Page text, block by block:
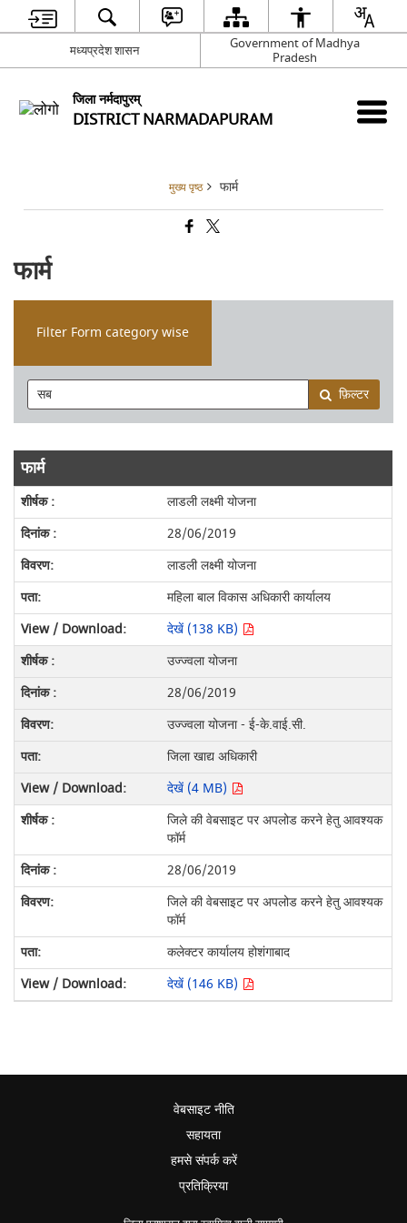
मध्यप्रदेश शासन
Government of Madhya
Pradesh
जिला नर्मदापुरम्
DISTRICT NARMADAPURAM
मुख्य पृष्ठ फार्म
फार्म
Filter Form category wise
फ़िल्टर
फार्म
लाडली लक्ष्मी योजना
28/06/2019
लाडली लक्ष्मी योजना
महिला बाल विकास अधिकारी कार्यालय
देखें (138 KB)
उज्ज्वला योजना
28/06/2019
उज्ज्वला योजना - ई-के.वाई.सी.
जिला खाद्य अधिकारी
देखें (4 MB)
जिले की वेबसाइट पर अपलोड करने हेतु आवश्यक
फॉर्म
28/06/2019
जिले की वेबसाइट पर अपलोड करने हेतु आवश्यक
फॉर्म
कलेक्टर कार्यालय होशंगाबाद
देखें (146 KB)
वेबसाइट नीति
सहायता
हमसे संपर्क करें
प्रतिक्रिया